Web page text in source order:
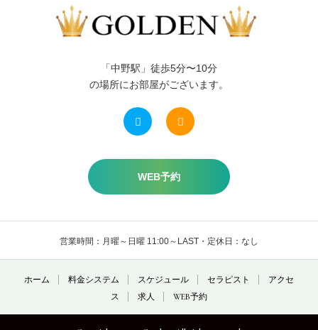
「中野駅」徒歩5分〜10分
の場所にお部屋がございます。
WEB予約
営業時間：月曜～日曜 11:00～LAST・定休日：なし
ホーム 料金システム スケジュール セラピスト
アクセ
ス
求人 WEB予約